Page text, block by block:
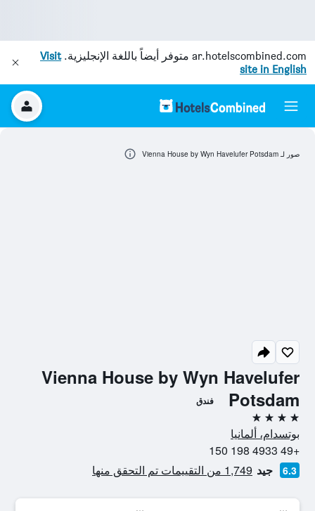
ar.hotelscombined.com متوفر أيضاً باللغة الإنجليزية.Visit
site in English
Vienna House by Wyn Havelufer
Potsdam
فندق
4 نجوم
بوتسدام، ألمانيا
+49 4933 198 150
6.3 جيد 1,749 من التقييمات تم التحقق منها
صور لـ Vienna House by Wyn Havelufer Potsdam